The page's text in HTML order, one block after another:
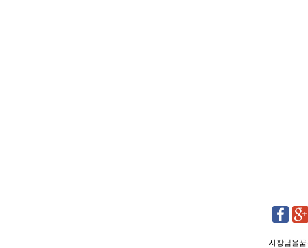
사장님을꿈